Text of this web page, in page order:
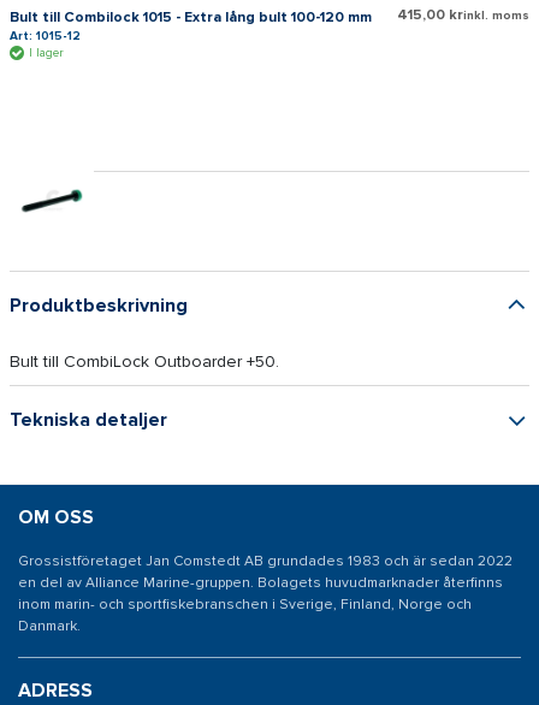
Bult till Combilock 1015 - Extra lång bult 100-120 mm
Art: 1015-12
I lager
415,00 krinkl. moms
Produktbeskrivning
Bult till CombiLock Outboarder +50.
Tekniska detaljer
OM OSS
Grossistföretaget Jan Comstedt AB grundades 1983 och är sedan 2022
en del av Alliance Marine-gruppen. Bolagets huvudmarknader återfinns
inom marin- och sportfiskebranschen i Sverige, Finland, Norge och
Danmark.
ADRESS